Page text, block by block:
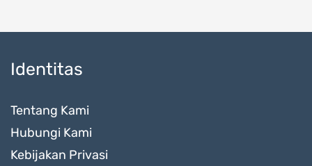
Identitas
Tentang Kami
Hubungi Kami
Kebijakan Privasi